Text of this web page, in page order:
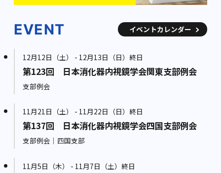
EVENT イベントカレンダー
12月12日（土） - 12月13日（日）終日
第123回 日本消化器内視鏡学会関東支部例会
支部例会
11月21日（土） - 11月22日（日）終日
第137回 日本消化器内視鏡学会四国支部例会
支部例会｜四国支部
11月5日（木） - 11月7日（土）終日